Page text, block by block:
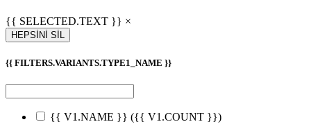
{{ SELECTED.TEXT }} ×
HEPSİNİ SİL
{{ FILTERS.VARIANTS.TYPE1_NAME }}
{{ V1.NAME }} ({{ V1.COUNT }})